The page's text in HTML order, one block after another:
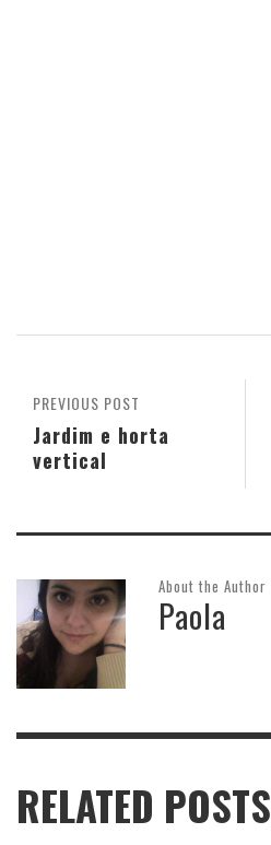
PREVIOUS POST
Jardim e horta
vertical
About the Author
Paola
RELATED POSTS